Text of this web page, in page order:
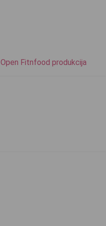
Open Fitnfood produkcija